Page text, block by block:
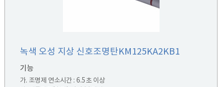
녹색 오성 지상 신호조명탄KM125KA2KB1
기능
가. 조명제 연소시간 : 6.5초 이상